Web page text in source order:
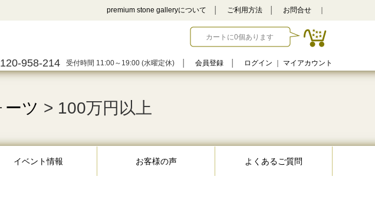
premium stone galleryについて ご利用方法 お問合せ
カートに0個あります
958-214 受付時間 11:00～19:00 (水曜定休) 会員登録 ログイン マイアカウント
ツ > 100万円以上
イベント情報 お客様の声 よくあるご質問